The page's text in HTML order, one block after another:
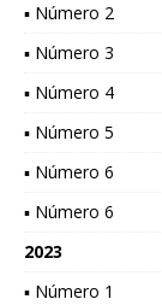
▪ Número 2
▪ Número 3
▪ Número 4
▪ Número 5
▪ Número 6
▪ Número 6
2023
▪ Número 1